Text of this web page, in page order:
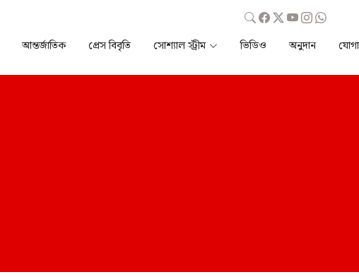
আন্তর্জাতিক প্রেস বিবৃতি সোশ্যাল স্ট্রীম ভিডিও অনুদান